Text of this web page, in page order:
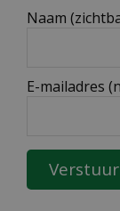
Naam
E-mailadres